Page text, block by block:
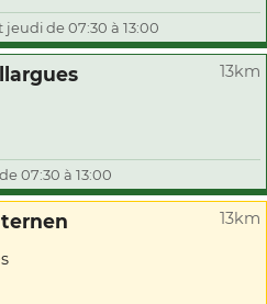
jeudi de 07:30 à 13:00
13km
07:30 à 13:00
13km